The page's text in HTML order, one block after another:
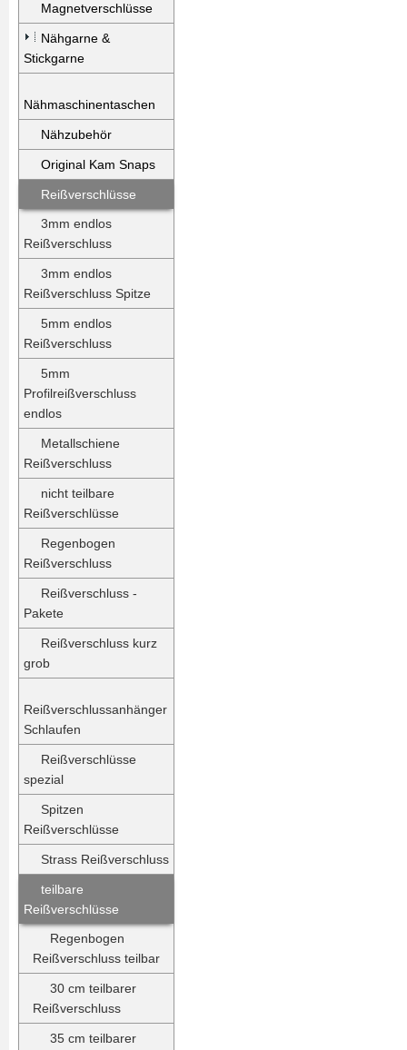
Magnetverschlüsse
Nähgarne &
Stickgarne
Nähmaschinentaschen
Nähzubehör
Original Kam Snaps
Reißverschlüsse
3mm endlos
Reißverschluss
3mm endlos
Reißverschluss Spitze
5mm endlos
Reißverschluss
5mm
Profilreißverschluss
endlos
Metallschiene
Reißverschluss
nicht teilbare
Reißverschlüsse
Regenbogen
Reißverschluss
Reißverschluss -
Pakete
Reißverschluss kurz
grob
Reißverschlussanhänger
Schlaufen
Reißverschlüsse
spezial
Spitzen
Reißverschlüsse
Strass Reißverschluss
teilbare
Reißverschlüsse
Regenbogen
Reißverschluss teilbar
30 cm teilbarer
Reißverschluss
35 cm teilbarer